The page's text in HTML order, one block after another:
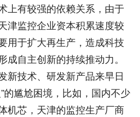
上有较强的依赖关系，由于
津监控企业资本积累速度较
用于扩大再生产，造成科技
成自主创新的持续推动力。
新技术、研发新产品来早日
的尴尬困境，比如，国内不少
机芯，天津的监控生产厂商